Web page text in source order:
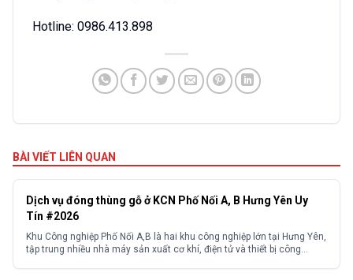
Hotline: 0986.413.898
BÀI VIẾT LIÊN QUAN
Dịch vụ đóng thùng gỗ ở KCN Phố Nối A, B Hưng Yên Uy
Tín #2026
Khu Công nghiệp Phố Nối A,B là hai khu công nghiệp lớn tại Hưng Yên,
tập trung nhiều nhà máy sản xuất cơ khí, điện tử và thiết bị công